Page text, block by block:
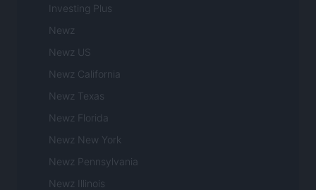
Investing Plus
Newz
Newz US
Newz California
Newz Texas
Newz Florida
Newz New York
Newz Pennsylvania
Newz Illinois